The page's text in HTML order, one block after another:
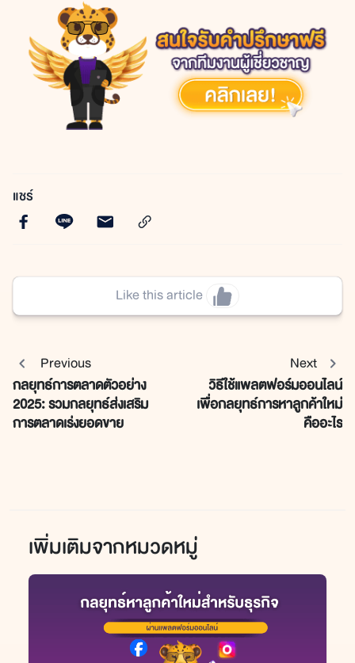
แชร์
Like this article
Previous
กลยุทธ์การตลาดตัวอย่าง
2025: รวมกลยุทธ์ส่งเสริม
การตลาดเร่งยอดขาย
Next
วิธีใช้แพลตฟอร์มออนไลน์
เพื่อกลยุทธ์การหาลูกค้าใหม่
คืออะไร
เพิ่มเติมจากหมวดหมู่